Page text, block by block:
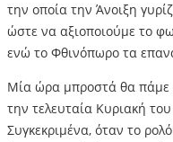
την οποία την Άνοιξη
ώστε να αξιοποιούμε το
ενώ το Φθινόπωρο τα
Μία ώρα μπροστά θα πάμε
την τελευταία Κυριακή
Συγκεκριμένα, όταν το